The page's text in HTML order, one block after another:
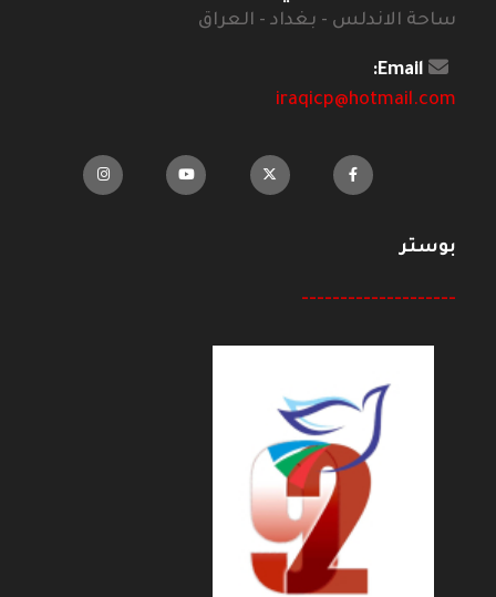
ساحة الاندلس - بغداد - العراق
Email:
iraqicp@hotmail.com
بوستر
--------------------